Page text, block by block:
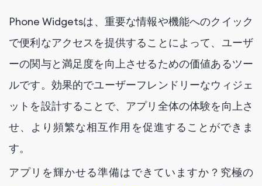
Phone Widgetsは、重要な情報や機能へのクイック
で便利なアクセスを提供することによって、ユーザ
ーの関与と満足度を向上させるための価値あるツー
ルです。効果的でユーザーフレンドリーなウィジェ
ットを設計することで、アプリ全体の体験を向上さ
せ、より頻繁な相互作用を促進することができま
す。
アプリを輝かせる準備はできていますか？究極の